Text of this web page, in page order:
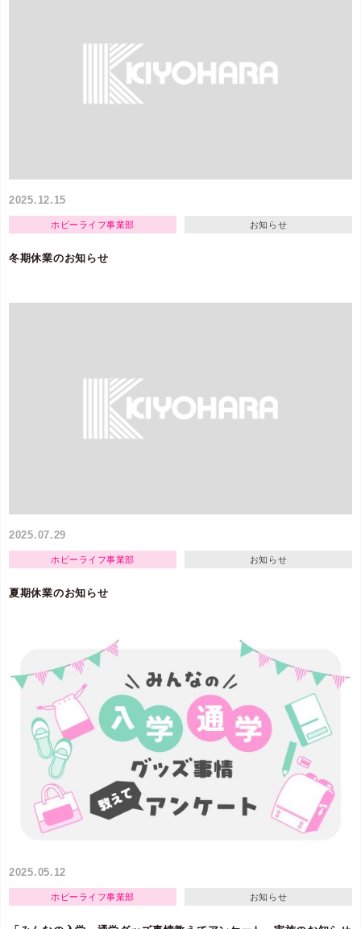
2025.12.15
ホビーライフ事業部 お知らせ
冬期休業のお知らせ
2025.07.29
ホビーライフ事業部 お知らせ
夏期休業のお知らせ
2025.05.12
ホビーライフ事業部 お知らせ